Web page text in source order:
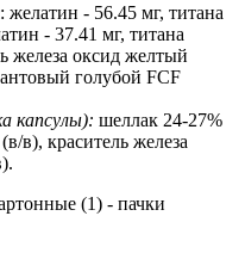
желатин - 56.45 мг, титана
- 37.41 мг, титана
железа оксид желтый
голубой FCF
капсулы): шеллак 24-27%
в), краситель железа
(1) - пачки